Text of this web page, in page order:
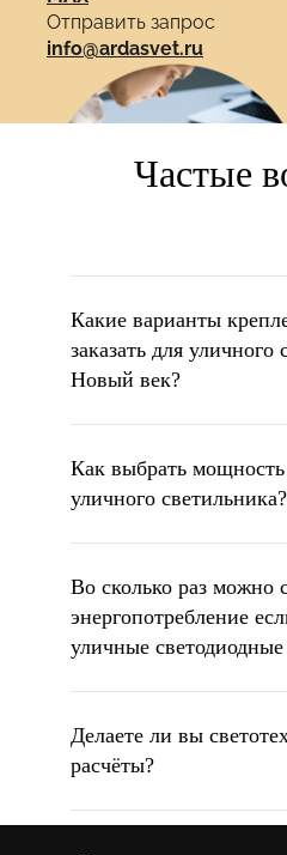
Отправить запрос
info@ardasvet.ru
Частые
Какие варианты
заказать для уличного
Новый век?
Как выбрать мощность
уличного светильника?
Во сколько раз можно
энергопотребление
уличные
Делаете ли вы
расчёты?